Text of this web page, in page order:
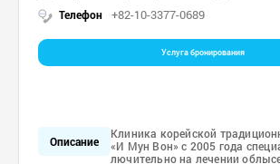
Телефон +82-10-3377-0689
Услуга бронирования
Описание
Клиника корейской
«И Мун Вон» с 2005 года
лючительно на лечении